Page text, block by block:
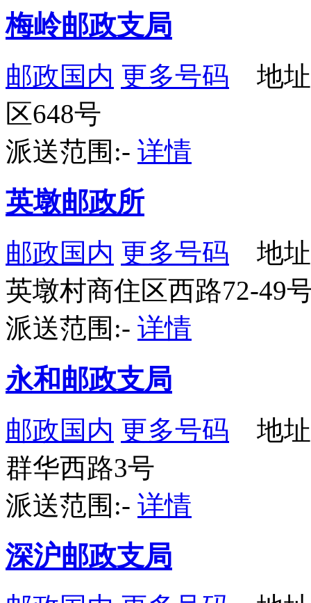
梅岭邮政支局
邮政国内 更多号码 地址
区648号
派送范围:- 详情
英墩邮政所
邮政国内 更多号码 地址
英墩村商住区西路72-49
派送范围:- 详情
永和邮政支局
邮政国内 更多号码 地址
群华西路3号
派送范围:- 详情
深沪邮政支局